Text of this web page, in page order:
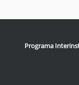
Programa